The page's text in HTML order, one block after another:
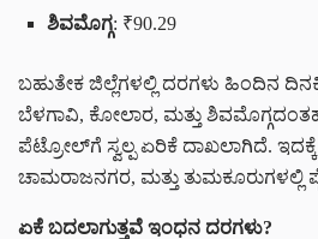
ಶಿವಮೊಗ್ಗ: ₹90.29
ಬಹುತೇಕ ಜಿಲ್ಲೆಗಳಲ್ಲಿ ದರಗಳು ಹಿಂದಿನ
ಬೆಳಗಾವಿ, ಕೋಲಾರ, ಮತ್ತು
ಪೆಟ್ರೋಲ್‌ಗೆ ಸ್ವಲ್ಪ ಏರಿಕೆ ದಾಖಲಾಗಿದೆ.
ಚಾಮರಾಜನಗರ, ಮತ್ತು ತುಮಕೂರುಗಳಲ್ಲಿ
ಏಕೆ ಬದಲಾಗುತ್ತವೆ ಇಂಧನ ದರಗಳು?